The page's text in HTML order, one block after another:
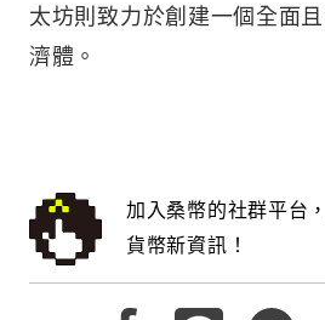
太坊則致力於創建一個全面
濟體。
加入桑幣的社群平台
貨幣新資訊！